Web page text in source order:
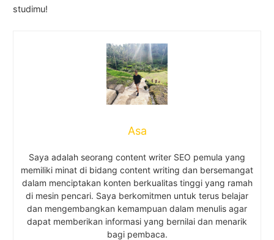
studimu!
Asa
Saya adalah seorang content writer SEO pemula yang
memiliki minat di bidang content writing dan bersemangat
dalam menciptakan konten berkualitas tinggi yang ramah
di mesin pencari. Saya berkomitmen untuk terus belajar
dan mengembangkan kemampuan dalam menulis agar
dapat memberikan informasi yang bernilai dan menarik
bagi pembaca.